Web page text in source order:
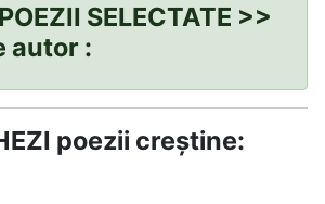
SELECTATE >>
autor :
poezii creștine: